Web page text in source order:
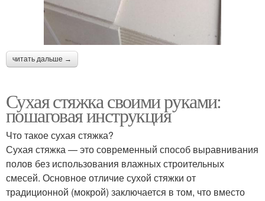
читать дальше →
Сухая стяжка своими руками:
пошаговая инструкция
Что такое сухая стяжка?
Сухая стяжка — это современный способ выравнивания
полов без использования влажных строительных
смесей. Основное отличие сухой стяжки от
традиционной (мокрой) заключается в том, что вместо